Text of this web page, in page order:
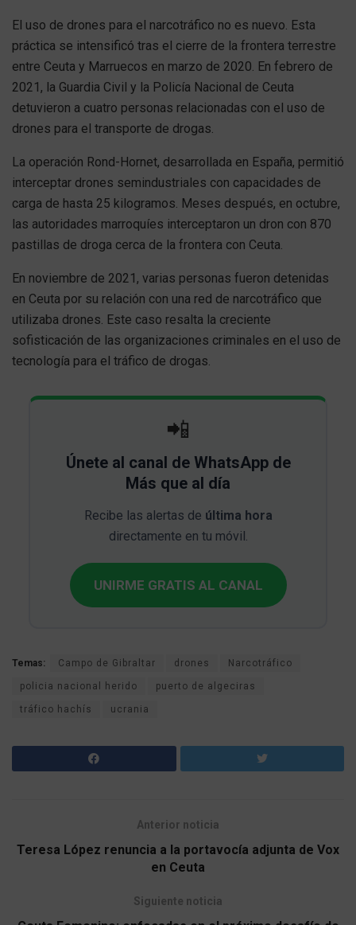
El uso de drones para el narcotráfico no es nuevo. Esta
práctica se intensificó tras el cierre de la frontera terrestre
entre Ceuta y Marruecos en marzo de 2020. En febrero de
2021, la Guardia Civil y la Policía Nacional de Ceuta
detuvieron a cuatro personas relacionadas con el uso de
drones para el transporte de drogas.
La operación Rond-Hornet, desarrollada en España, permitió
interceptar drones semindustriales con capacidades de
carga de hasta 25 kilogramos. Meses después, en octubre,
las autoridades marroquíes interceptaron un dron con 870
pastillas de droga cerca de la frontera con Ceuta.
En noviembre de 2021, varias personas fueron detenidas
en Ceuta por su relación con una red de narcotráfico que
utilizaba drones. Este caso resalta la creciente
sofisticación de las organizaciones criminales en el uso de
tecnología para el tráfico de drogas.
📲
Únete al canal de WhatsApp de
Más que al día
Recibe las alertas de última hora
directamente en tu móvil.
UNIRME GRATIS AL CANAL
Temas: Campo de Gibraltar drones Narcotráfico
policia nacional herido puerto de algeciras
tráfico hachís ucrania
Anterior noticia
Teresa López renuncia a la portavocía adjunta de Vox
en Ceuta
Siguiente noticia